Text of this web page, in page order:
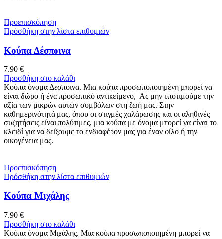
Προεπισκόπηση
Πρόσθήκη στην λίστα επιθυμιών
Κούπα Δέσποινα
7.90 €
Προσθήκη στο καλάθι
Κούπα όνομα Δέσποινα. Μια κούπα προσωποποιημένη μπορεί να
είναι δώρο ή ένα προσωπικό αντικείμενο, Ας μην υποτιμούμε την
αξία των μικρών αυτών συμβόλων στη ζωή μας. Στην
καθημερινότητά μας, όπου οι στιγμές χαλάρωσης και οι αληθινές
συζητήσεις είναι πολύτιμες, μια κούπα με όνομα μπορεί να είναι το
κλειδί για να δείξουμε το ενδιαφέρον μας για έναν φίλο ή την
οικογένεια μας.
Προεπισκόπηση
Πρόσθήκη στην λίστα επιθυμιών
Κούπα Μιχάλης
7.90 €
Προσθήκη στο καλάθι
Κούπα όνομα Μιχάλης. Μια κούπα προσωποποιημένη μπορεί να